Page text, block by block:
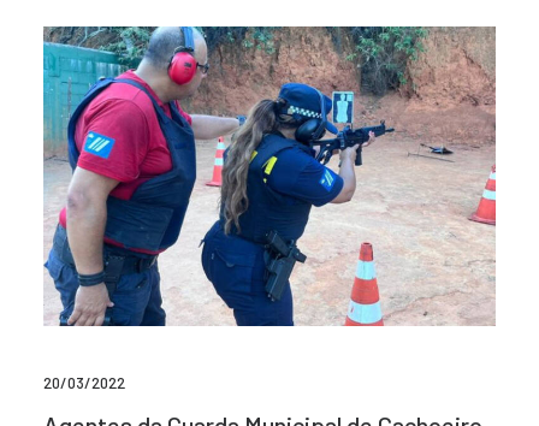
20/03/2022